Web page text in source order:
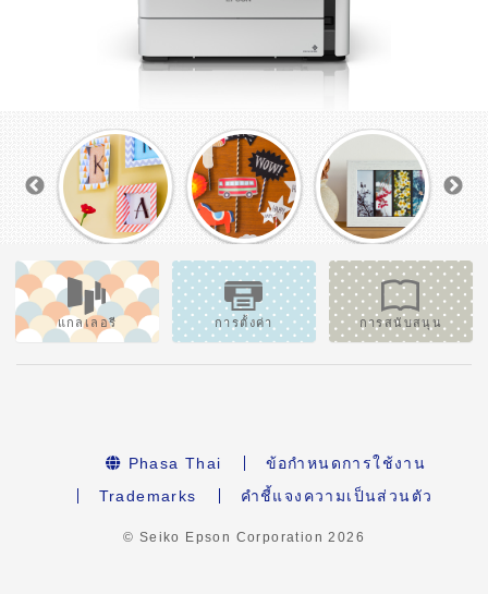
แกลเลอรี การตั้งค่า การสนับสนุน
Phasa Thai
ข้อกำหนดการใช้งาน
Trademarks
คำชี้แจงความเป็นส่วนตัว
© Seiko Epson Corporation2026